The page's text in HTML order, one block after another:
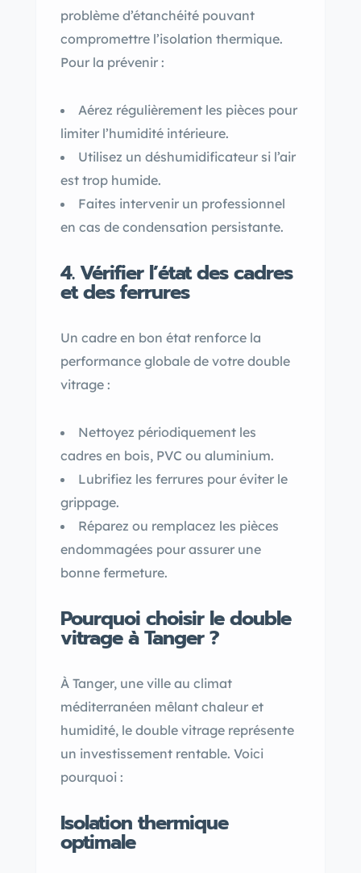
problème d’étanchéité pouvant
compromettre l’isolation thermique.
Pour la prévenir :
Aérez régulièrement les pièces pour
limiter l’humidité intérieure.
Utilisez un déshumidificateur si l’air
est trop humide.
Faites intervenir un professionnel
en cas de condensation persistante.
4. Vérifier l’état des cadres
et des ferrures
Un cadre en bon état renforce la
performance globale de votre double
vitrage :
Nettoyez périodiquement les
cadres en bois, PVC ou aluminium.
Lubrifiez les ferrures pour éviter le
grippage.
Réparez ou remplacez les pièces
endommagées pour assurer une
bonne fermeture.
Pourquoi choisir le double
vitrage à Tanger ?
À Tanger, une ville au climat
méditerranéen mêlant chaleur et
humidité, le double vitrage représente
un investissement rentable. Voici
pourquoi :
Isolation thermique
optimale